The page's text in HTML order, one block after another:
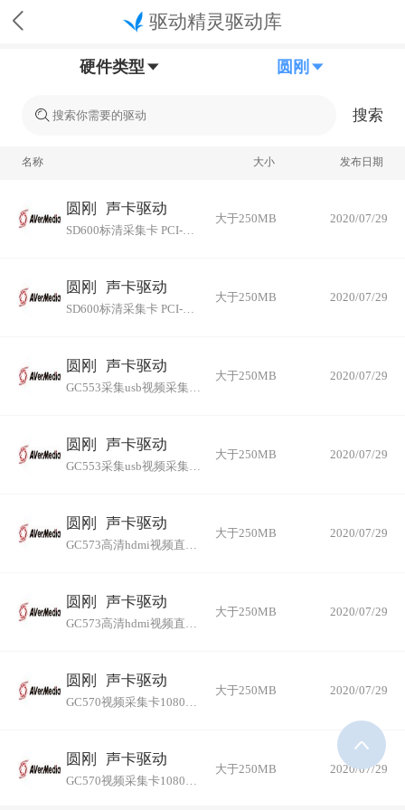
驱动精灵驱动库
硬件类型 圆刚
搜索
名称 大小 发布日期
圆刚 声卡驱动
SD600标清采集卡 PCI-E采集卡 AV S端子医院图像视频采集 64位
大于250MB 2020/07/29
圆刚 声卡驱动
SD600标清采集卡 PCI-E采集卡 AV S端子医院图像视频采集 32位
大于250MB 2020/07/29
圆刚 声卡驱动
大于250MB 2020/07/29
圆刚 声卡驱动
大于250MB 2020/07/29
圆刚 声卡驱动
大于250MB 2020/07/29
圆刚 声卡驱动
大于250MB 2020/07/29
圆刚 声卡驱动
大于250MB 2020/07/29
圆刚 声卡驱动
大于250MB 2020/07/29